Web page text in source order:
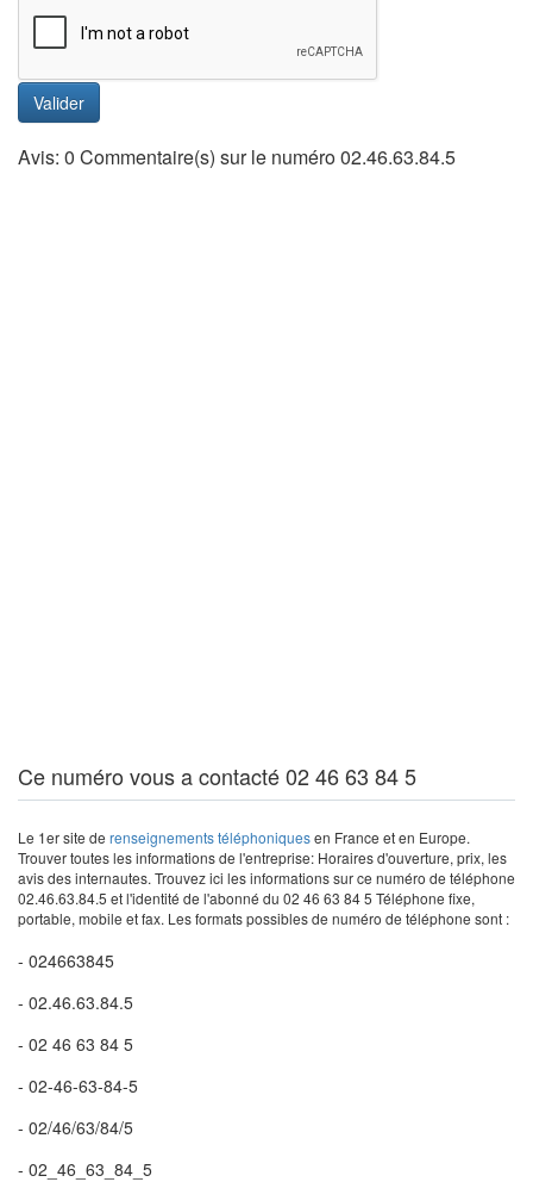
Valider
Avis: 0 Commentaire(s) sur le numéro 02.46.63.84.5
Ce numéro vous a contacté 02 46 63 84 5
Le 1er site de renseignements téléphoniquesen France et en Europe.
Trouver toutes les informations de l'entreprise: Horaires d'ouverture, prix, les
avis des internautes. Trouvez ici les informations sur ce numéro de téléphone
02.46.63.84.5 et l'identité de l'abonné du 02 46 63 84 5 Téléphone fixe,
portable, mobile et fax. Les formats possibles de numéro de téléphone sont :
- 024663845
- 02.46.63.84.5
- 02 46 63 84 5
- 02-46-63-84-5
- 02/46/63/84/5
- 02_46_63_84_5